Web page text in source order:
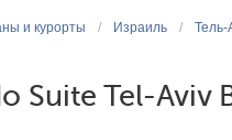
и курорты / Израиль / Тель-
Suite Tel-Aviv